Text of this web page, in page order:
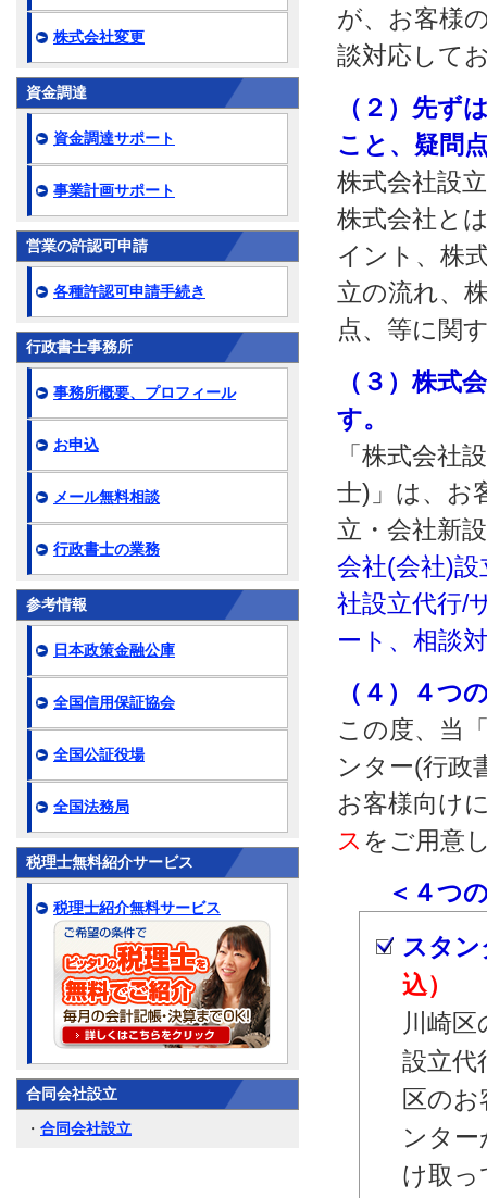
が、お客様
談対応して
（２）先ず
こと、疑問
株式会社設
株式会社と
イント、株
立の流れ、
点、等に関
（３）株式
す。
「株式会社
士)」は、お
立・会社新
会社(会社)
社設立代行/
ート、相談
（４）４つ
この度、当
ンター(行政
お客様向け
ス をご用意
＜４つの
スタン
込）
川崎
設立代
区の
ンタ
け取っ
株式会社変更
資金調達
資金調達サポート
事業計画サポート
営業の許認可申請
各種許認可申請手続き
行政書士事務所
事務所概要、プロフィール
お申込
メール無料相談
行政書士の業務
参考情報
日本政策金融公庫
全国信用保証協会
全国公証役場
全国法務局
税理士無料紹介サービス
税理士紹介無料サービス
合同会社設立
・ 合同会社設立